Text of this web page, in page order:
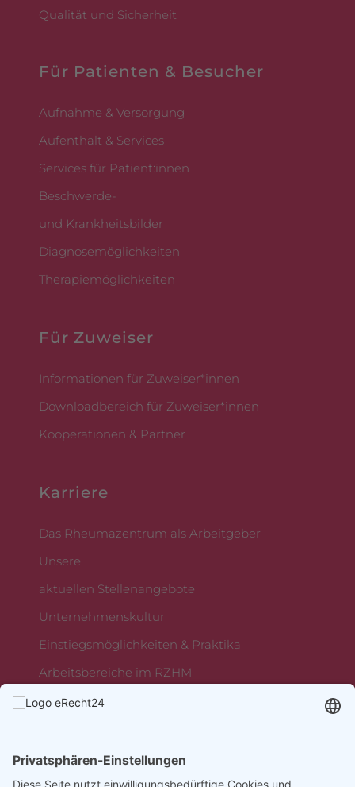
Qualität und Sicherheit
Für Patienten & Besucher
Aufnahme & Versorgung
Aufenthalt & Services
Services für Patient:innen
Beschwerde-
und Krankheitsbilder
Diagnosemöglichkeiten
Therapiemöglichkeiten
Für Zuweiser
Informationen für Zuweiser*innen
Downloadbereich für Zuweiser*innen
Kooperationen & Partner
Karriere
Das Rheumazentrum als Arbeitgeber
Unsere
aktuellen Stellenangebote
Unternehmenskultur
Einstiegsmöglichkeiten & Praktika
Arbeitsbereiche im RZHM
Sebastian-Kneipp-Straße 36,